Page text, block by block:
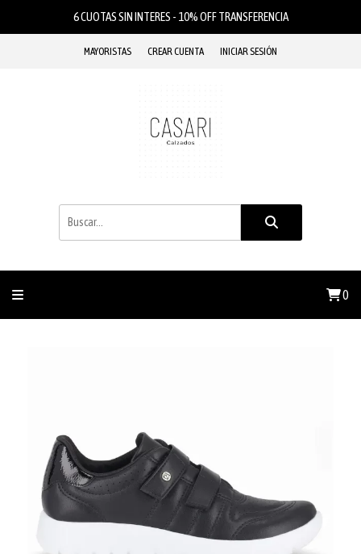
6 CUOTAS SIN INTERES - 10% OFF TRANSFERENCIA
MAYORISTAS CREAR CUENTA INICIAR SESIÓN
0